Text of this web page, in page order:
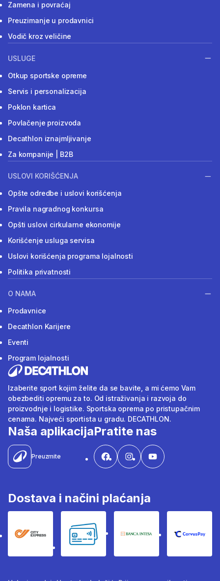
Zamena i povraćaj
Preuzimanje u prodavnici
Vodič kroz veličine
USLUGE
Otkup sportske opreme
Servis i personalizacija
Poklon kartica
Povlačenje proizvoda
Decathlon iznajmljivanje
Za kompanije | B2B
USLOVI KORIŠĆENJA
Opšte odredbe i uslovi korišćenja
Pravila nagradnog konkursa
Opšti uslovi cirkularne ekonomije
Korišćenje usluga servisa
Uslovi korišćenja programa lojalnosti
Politika privatnosti
O NAMA
Prodavnice
Decathlon Karijere
Eventi
Program lojalnosti
Izaberite sport kojim želite da se bavite, a mi ćemo Vam
obezbediti opremu za to. Od istraživanja i razvoja do
proizvodnje i logistike. Sportska oprema po pristupačnim
cenama. Najveći sportista u gradu. DECATHLON.
Naša aplikacija
Preuzmite
Pratite nas
Dostava i načini plaćanja
City Express Bankovne karticeBanka Intesa